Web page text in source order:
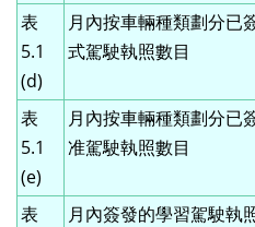
表
5.1
(d)
月內按車輛種類劃分已
式駕駛執照數目
表
5.1
(e)
月內按車輛種類劃分已
准駕駛執照數目
表
月內簽發的學習駕駛執